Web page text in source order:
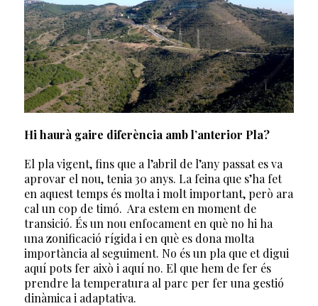
Hi haurà gaire diferència amb l’anterior Pla?
El pla vigent, fins que a l’abril de l’any passat es va
aprovar el nou, tenia 30 anys. La feina que s’ha fet
en aquest temps és molta i molt important, però ara
cal un cop de timó. Ara estem en moment de
transició. És un nou enfocament en què no hi ha
una zonificació rígida i en què es dona molta
importància al seguiment. No és un pla que et digui
aquí pots fer això i aquí no. El que hem de fer és
prendre la temperatura al parc per fer una gestió
dinàmica i adaptativa.